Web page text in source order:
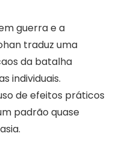
guerra e a
traduz uma
da batalha
individuais.
de efeitos práticos
padrão quase